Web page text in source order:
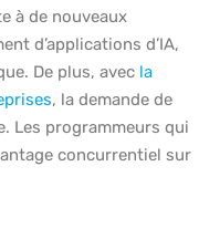
à de nouveaux
d’applications d’IA,
De plus, avec la
, la demande de
Les programmeurs qui
concurrentiel sur